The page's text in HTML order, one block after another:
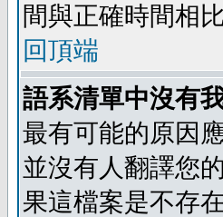
間與正確時間相
回頂端
語系清單中沒有
最有可能的原因
並沒有人翻譯您
果這檔案是不存